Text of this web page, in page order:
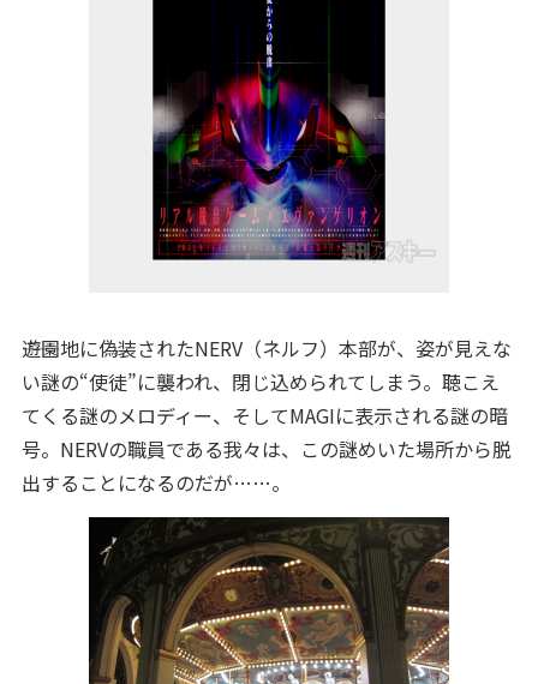
――遊園地に偽装されたNERV（ネルフ）本部が、姿が見えな
い謎の“使徒”に襲われ、閉じ込められてしまう。聴こえ
てくる謎のメロディー、そしてMAGIに表示される謎の暗
号。NERVの職員である我々は、この謎めいた場所から脱
出することになるのだが……。